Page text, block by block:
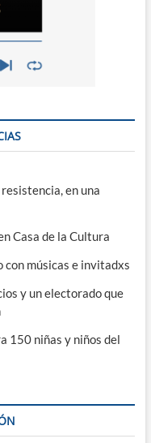
en una
Casa de la Cultura
músicas e invitadxs
y un electorado que
150 niñas y niños del